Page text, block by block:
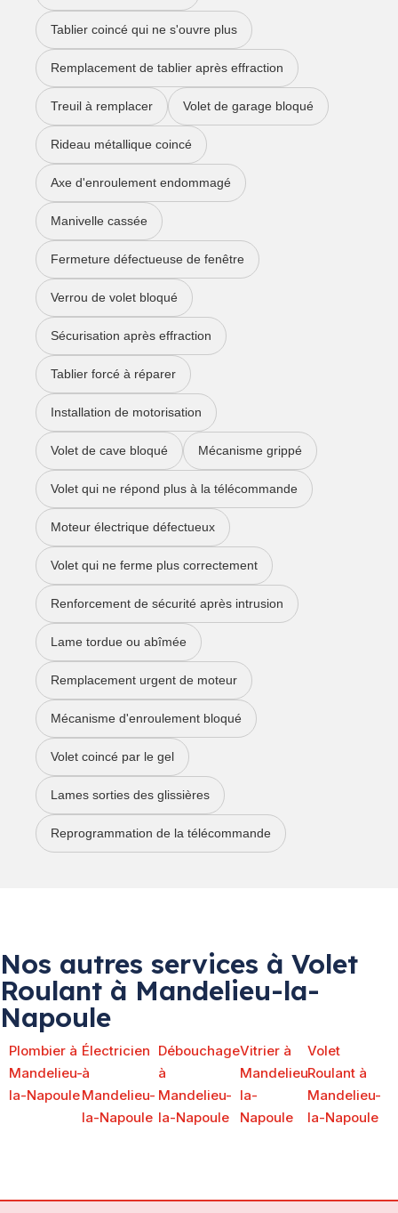
Tablier coincé qui ne s'ouvre plus
Remplacement de tablier après effraction
Treuil à remplacer Volet de garage bloqué
Rideau métallique coincé
Axe d'enroulement endommagé
Manivelle cassée
Fermeture défectueuse de fenêtre
Verrou de volet bloqué
Sécurisation après effraction
Tablier forcé à réparer
Installation de motorisation
Volet de cave bloqué Mécanisme grippé
Volet qui ne répond plus à la télécommande
Moteur électrique défectueux
Volet qui ne ferme plus correctement
Renforcement de sécurité après intrusion
Lame tordue ou abîmée
Remplacement urgent de moteur
Mécanisme d'enroulement bloqué
Volet coincé par le gel
Lames sorties des glissières
Reprogrammation de la télécommande
Nos autres services à Volet
Roulant à Mandelieu-la-
Napoule
Plombier à
Mandelieu-
la-Napoule
Électricien
à
Mandelieu-
la-Napoule
Débouchage
à
Mandelieu-
la-Napoule
Vitrier à
Mandelieu-
la-
Napoule
Volet
Roulant à
Mandelieu-
la-Napoule